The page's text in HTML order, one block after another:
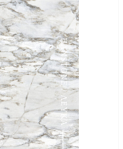
HANSTONE / ΛΕΥΚΑ